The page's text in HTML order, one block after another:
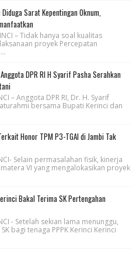
Sarat Kepentingan Oknum,
– Tidak hanya soal kualitas
proyek Percepatan
DPR RI H Syarif Pasha Serahkan
– Anggota DPR RI, Dr. H. Syarif
bersama Bupati Kerinci dan
Honor TPM P3-TGAI di Jambi Tak
Selain permasalahan fisik, kinerja
VI yang mengalokasikan proyek
Bakal Terima SK Pertengahan
- Setelah sekian lama menunggu,
bagi tenaga PPPK Kerinci Kerinci